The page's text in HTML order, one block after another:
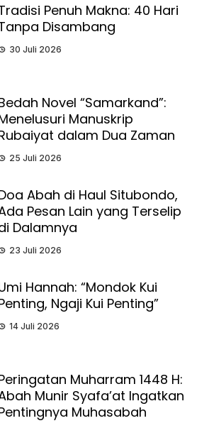
Penuh Makna: 40 Hari
Disambang
30 Juli 2026
Novel “Samarkand”:
Manuskrip
dalam Dua Zaman
25 Juli 2026
Abah di Haul Situbondo,
Pesan Lain yang Terselip
Dalamnya
23 Juli 2026
Hannah: “Mondok Kui
Ngaji Kui Penting”
14 Juli 2026
Muharram 1448 H:
Munir Syafa’at Ingatkan
Muhasabah